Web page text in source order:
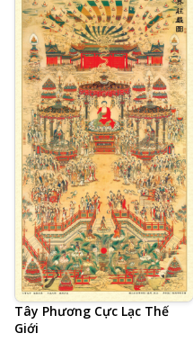
Tây Phương Cực Lạc Thế
Giới